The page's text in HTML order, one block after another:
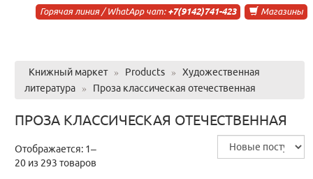
Магазины
Горячая линия / WhatApp чат: +7(9142)741-423
Книжный маркет » Products »
Художественная
литература
» Проза классическая отечественная
ПРОЗА КЛАССИЧЕСКАЯ ОТЕЧЕСТВЕННАЯ
Отображается: 1–
20 из 293 товаров